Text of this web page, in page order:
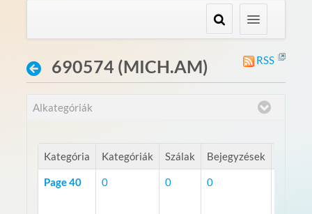
RSS
690574 (MICH.AM)
Alkategóriák
Kategória Kategóriák Szálak Bejegyzések
Page 40 0 0
0